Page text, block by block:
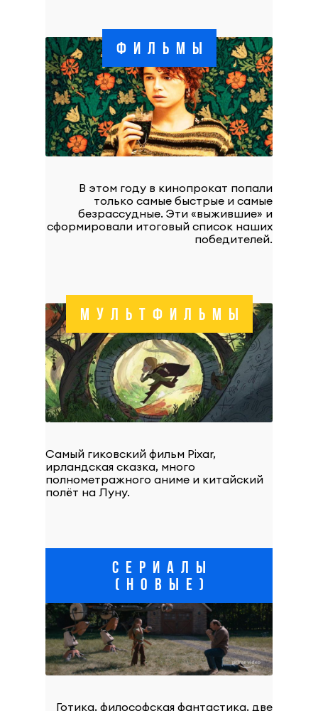
ФИЛЬМЫ
В этом году в кинопрокат попали
только самые быстрые и самые
безрассудные. Эти «выжившие» и
сформировали итоговый список наших
победителей.
МУЛЬТФИЛЬМЫ
Самый гиковский фильм Pixar,
ирландская сказка, много
полнометражного аниме и китайский
полёт на Луну.
СЕРИАЛЫ
(НОВЫЕ)
Готика, философская фантастика, две